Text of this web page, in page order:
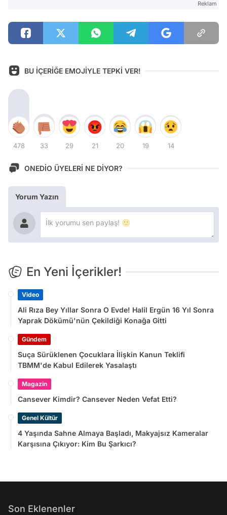
Reklam
BU İÇERİĞE EMOJİYLE TEPKİ VER!
478 33 29 21 20 19 14
ONEDİO ÜYELERİ NE DİYOR?
Yorum Yazın
En Yeni İçerikler!
Video
Ali Rıza Bey Yıllar Sonra O Evde! Halil Ergün 16 Yıl Sonra
Yaprak Dökümü'nün Çekildiği Konağa Gitti
Gündem
Suça Sürüklenen Çocuklara İlişkin Kanun Teklifi
TBMM'de Kabul Edilerek Yasalaştı
Magazin
Cansever Kimdir? Cansever Neden Vefat Etti?
Genel Kültür
4 Yaşında Sahne Almaya Başladı, Makyajsız Kameralar
Karşısına Çıkıyor: Kim Bu Şarkıcı?
Son Eklenenler